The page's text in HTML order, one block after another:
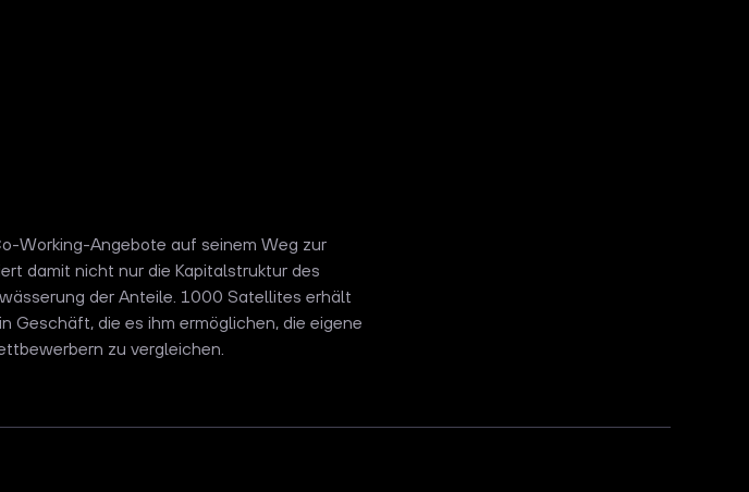
Working-Angebote auf seinem Weg zur
damit nicht nur die Kapitalstruktur des
der Anteile. 1000 Satellites erhält
Geschäft, die es ihm ermöglichen, die eigene
zu vergleichen.